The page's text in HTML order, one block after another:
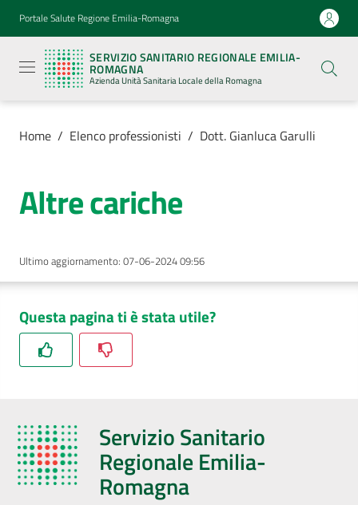
Vai al contenuto
Vai alla navigazione
Vai al footer
Portale Salute Regione Emilia-Romagna
SERVIZIO SANITARIO REGIONALE EMILIA-
ROMAGNA
Azienda Unità Sanitaria Locale della Romagna
Sanitario
Regionale
Emilia-
Romagna
Azienda
Sanitaria
Locale della
Servizi
Luoghi
di
cura
Home / Elenco professionisti / Dott. Gianluca Garulli
Altre cariche
Ultimo aggiornamento: 07-06-2024 09:56
Questa pagina ti è stata utile?
Servizio Sanitario
Regionale Emilia-
Romagna